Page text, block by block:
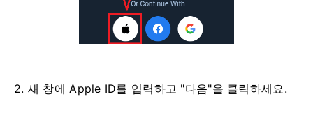
2. 새 창에 Apple ID를 입력하고 "다음"을 클릭하세요.